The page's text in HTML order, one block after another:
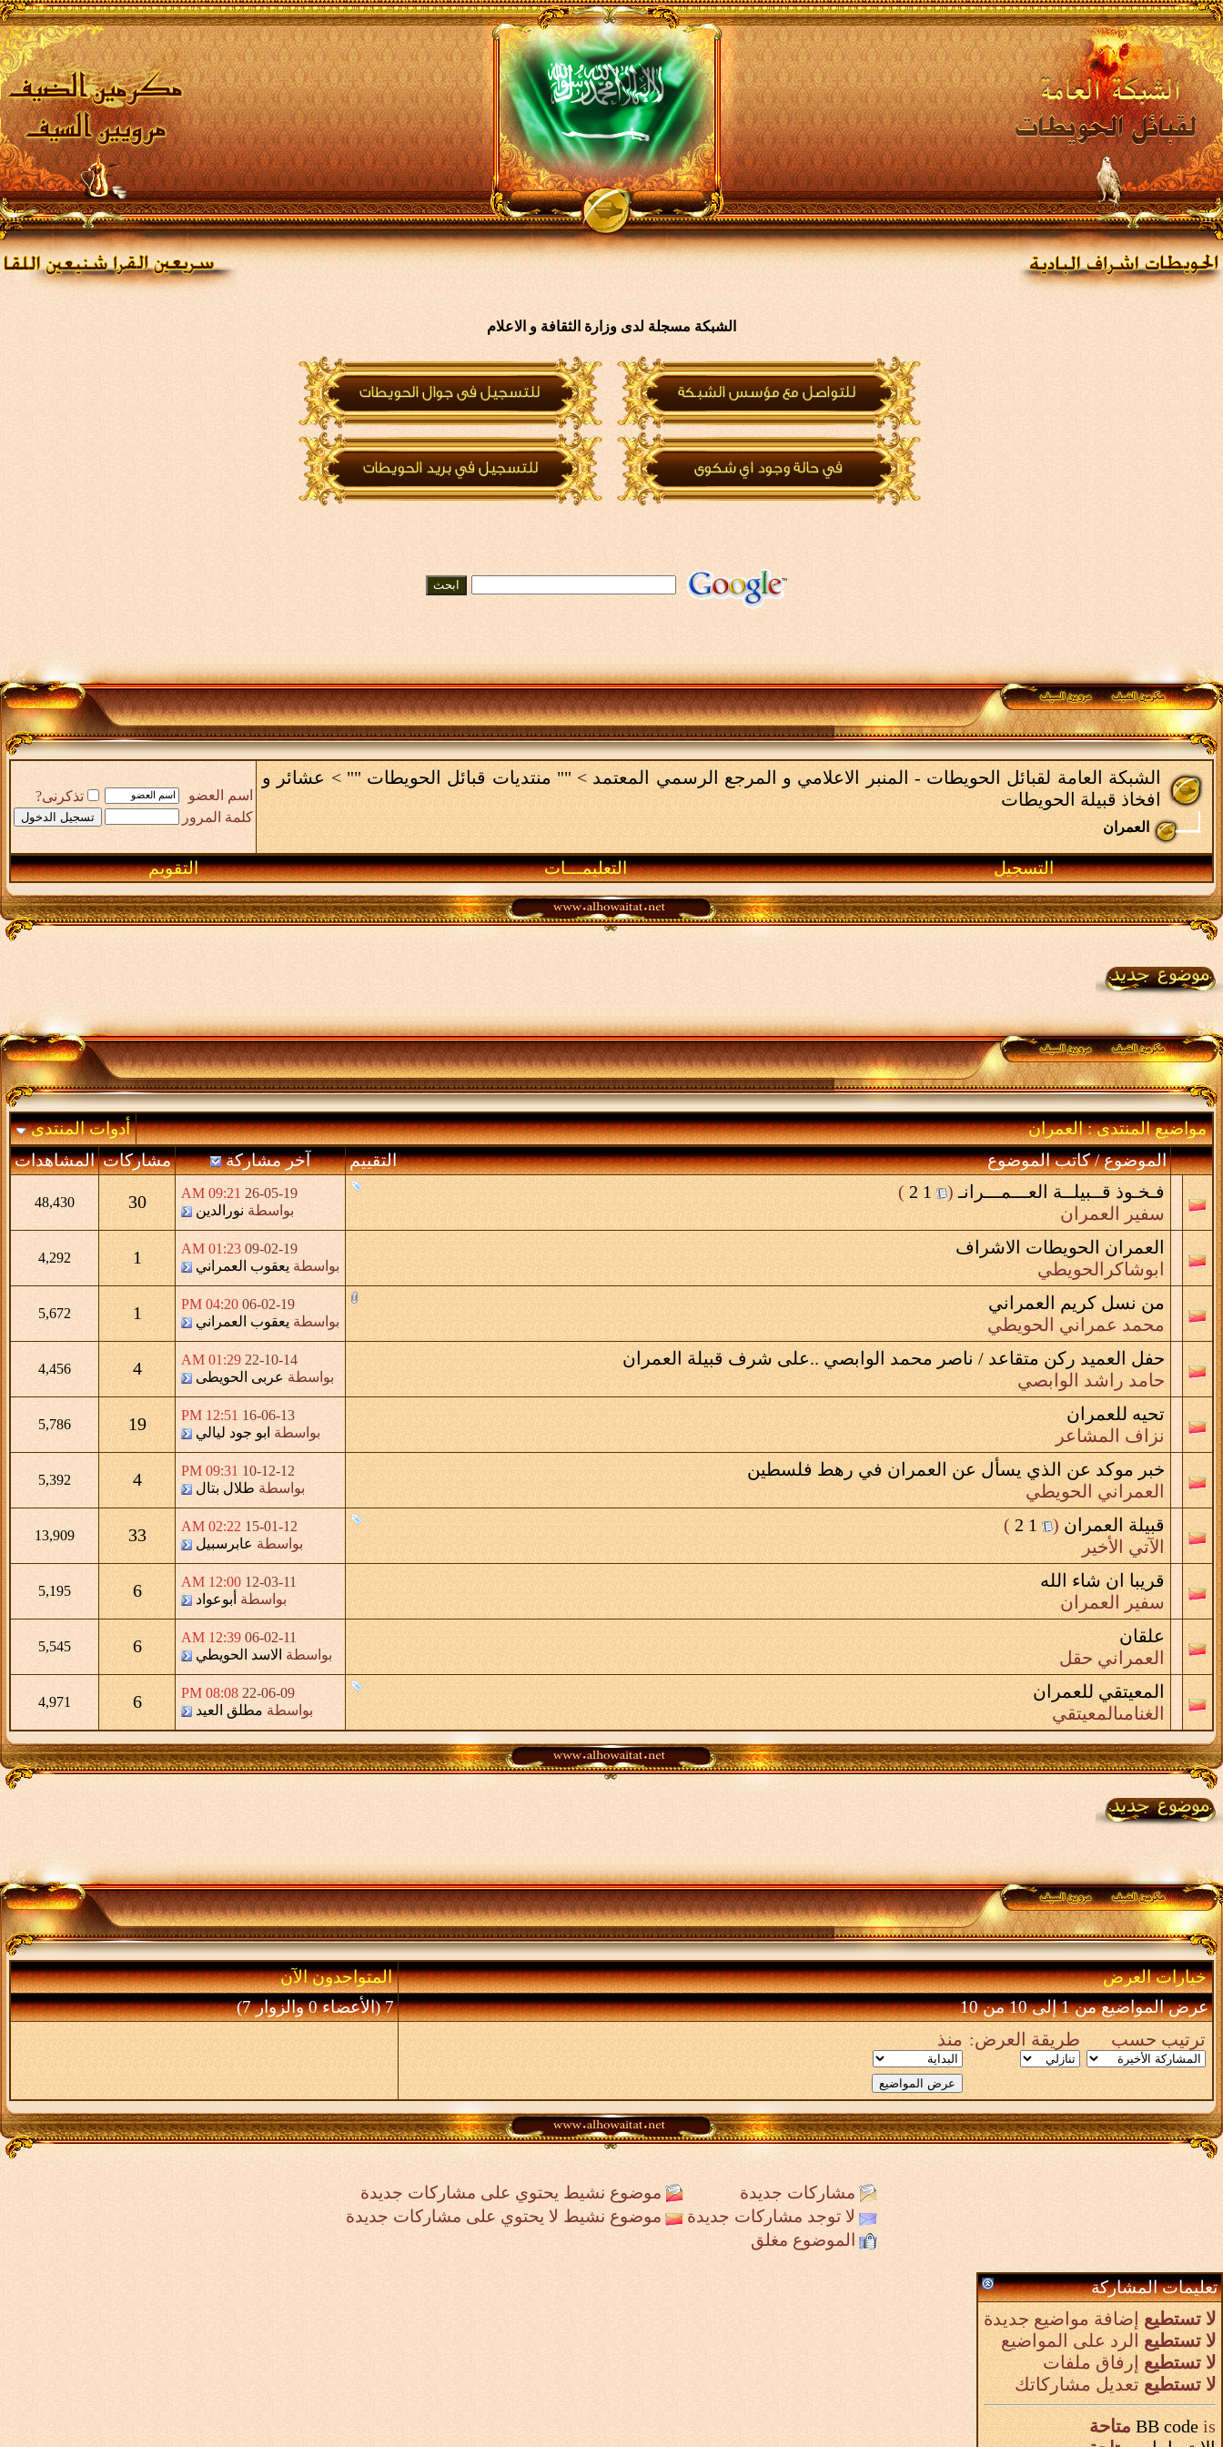
الشبكة مسجلة لدى وزارة الثقافة و الاعلام
الشبكة العامة لقبائل الحويطات - المنبر الاعلامي و المرجع الرسمي المعتمد > "" منتديات قبائل الحويطات "" > عشائر و
افخاذ قبيلة الحويطات
العمران
اسم العضو
تذكرنى?
كلمة المرور
التسجيل التعليمـــات التقويم
مواضيع المنتدى: العمران
أدوات المنتدى
التقييم
الموضوع/كاتب الموضوع آخر مشاركة مشاركات المشاهدات
فـخـوذ قــبيلــة العـــمـــرانـ‏
(
1
2
)
سفير العمران
26-05-19
09:21 AM
بواسطة نورالدين 30
48,430
العمران الحويطات الاشراف
ابوشاكرالحويطي
09-02-19
01:23 AM
بواسطة يعقوب العمراني 1
4,292
من نسل كريم العمراني
محمد عمراني الحويطي
06-02-19
04:20 PM
بواسطة يعقوب العمراني 1
5,672
حفل العميد ركن متقاعد / ناصر محمد الوابصي ..على شرف قبيلة العمران
حامد راشد الوابصي
22-10-14
01:29 AM
بواسطة عربى الحويطى 4
4,456
تحيه للعمران
نزاف المشاعر
16-06-13
12:51 PM
بواسطة ابو جود ليالي 19
5,786
خبر موكد عن الذي يسأل عن العمران في رهط فلسطين
العمراني الحويطي
10-12-12
09:31 PM
بواسطة طلال بتال 4
5,392
قبيلة العمران (
1
2
)
الآتي الأخير
15-01-12
02:22 AM
بواسطة عابرسبيل 33
13,909
قريبا ان شاء الله
سفير العمران
12-03-11
12:00 AM
بواسطة أبوعواد 6
5,195
علقان
العمراني حقل
06-02-11
12:39 AM
بواسطة الاسد الحويطي 6
5,545
المعيتقي للعمران
الغنامىالمعيتقي
22-06-09
08:08 PM
بواسطة مطلق العيد 6
4,971
خيارات العرض
المتواجدون الآن
عرض المواضيع من 1 إلى 10 من 10
7 (الأعضاء 0 والزوار 7)
ترتيب حسب طريقة العرض: منذ
مشاركات جديدة
موضوع نشيط يحتوي على مشاركات جديدة
لا توجد مشاركات جديدة
موضوع نشيط لا يحتوي على مشاركات جديدة
الموضوع مغلق
تعليمات المشاركة
لا تستطيع إضافة مواضيع جديدة
لا تستطيع الرد على المواضيع
لا تستطيع إرفاق ملفات
لا تستطيع تعديل مشاركاتك
BB code is
متاحة